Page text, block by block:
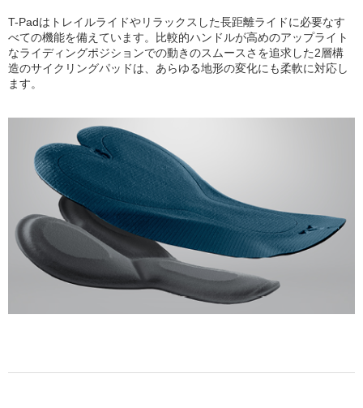
T-Padはトレイルライドやリラックスした長距離ライドに必要なす
べての機能を備えています。比較的ハンドルが高めのアップライト
なライディングポジションでの動きのスムースさを追求した2層構
造のサイクリングパッドは、あらゆる地形の変化にも柔軟に対応し
ます。